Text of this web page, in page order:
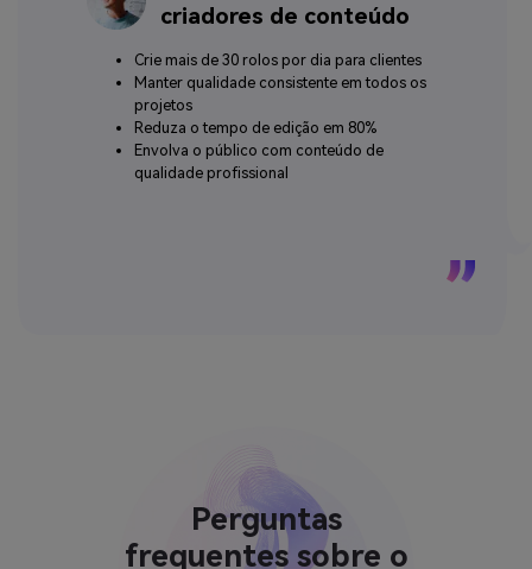
criadores de conteúdo
Crie mais de 30 rolos por dia para clientes
Manter qualidade consistente em todos os
projetos
Reduza o tempo de edição em 80%
Envolva o público com conteúdo de
qualidade profissional
Perguntas
frequentes sobre o